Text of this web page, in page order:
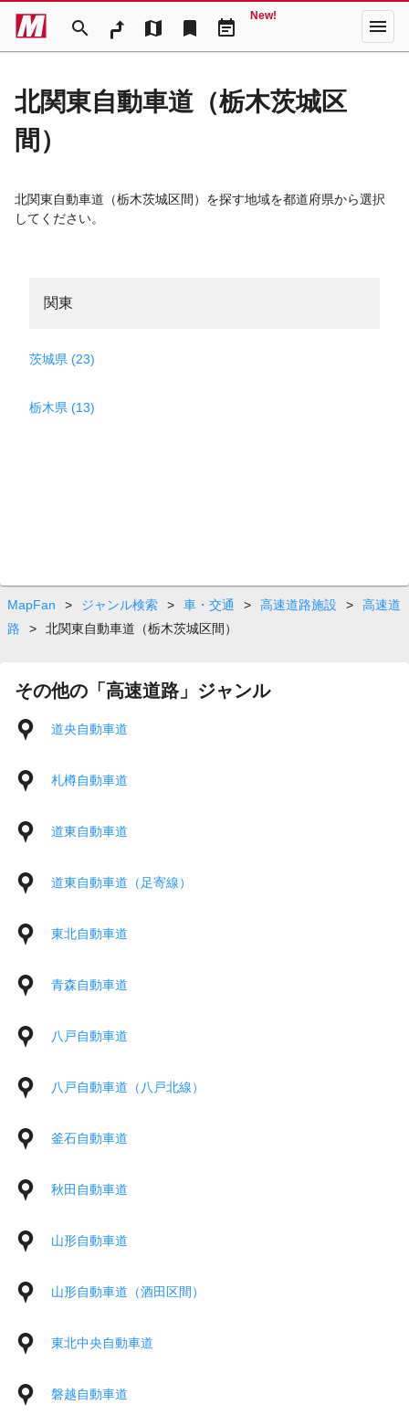
search map bookmark event_note
New! menu
北関東自動車道（栃木茨城区
間）
北関東自動車道（栃木茨城区間）を探す地域を都道府県から選択
してください。
関東
茨城県 (23)
栃木県 (13)
MapFan > ジャンル検索 > 車・交通 > 高速道路施設 >
高速道
路
> 北関東自動車道（栃木茨城区間）
その他の「高速道路」ジャンル
道央自動車道
札樽自動車道
道東自動車道
道東自動車道（足寄線）
東北自動車道
青森自動車道
八戸自動車道
八戸自動車道（八戸北線）
釜石自動車道
秋田自動車道
山形自動車道
山形自動車道（酒田区間）
東北中央自動車道
磐越自動車道